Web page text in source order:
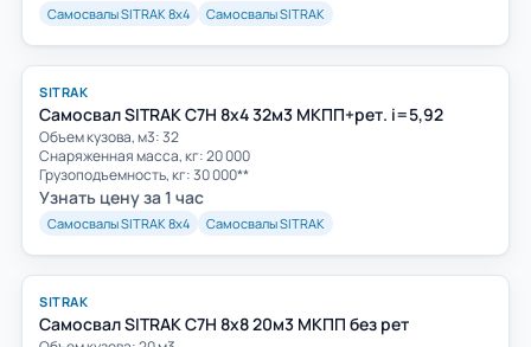
Самосвалы SITRAK 8х4 Самосвалы SITRAK
SITRAK
Самосвал SITRAK C7H 8x4 32м3 МКПП+рет. i=5,92
Объем кузова, м3: 32
Снаряженная масса, кг: 20 000
Грузоподъемность, кг: 30 000**
Узнать цену за 1 час
Самосвалы SITRAK 8х4 Самосвалы SITRAK
SITRAK
Самосвал SITRAK C7H 8x8 20м3 МКПП без рет